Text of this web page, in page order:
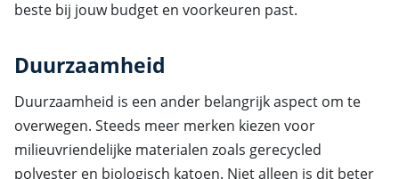
beste bij jouw budget en voorkeuren past.
Duurzaamheid
Duurzaamheid is een ander belangrijk aspect om te
overwegen. Steeds meer merken kiezen voor
milieuvriendelijke materialen zoals gerecycled
polyester en biologisch katoen. Niet alleen is dit beter